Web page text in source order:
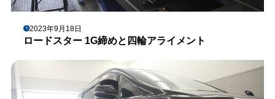
2023年9月18日
ロードスター 1G締めと四輪アライメント